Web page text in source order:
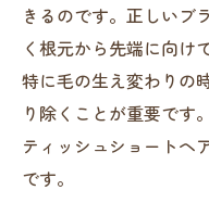
きるのです。正しいブ
く根元から先端に向け
特に毛の生え変わりの
り除くことが重要です
ティッシュショートヘ
です。